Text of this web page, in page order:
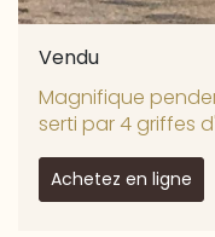
Vendu
Magnifique
serti par 4 griffes
Achetez en ligne